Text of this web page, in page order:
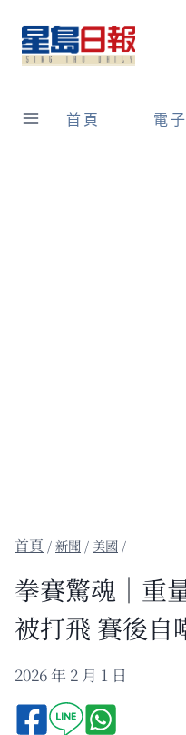
content
首頁 電
/新聞 / 美國 /
拳賽驚魂｜重
被打飛 賽後自
2026 年 2 月 1 日